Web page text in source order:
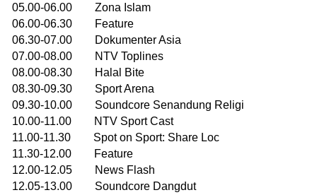
05.00-06.00 Zona Islam
06.00-06.30 Feature
06.30-07.00 Dokumenter Asia
07.00-08.00 NTV Toplines
08.00-08.30 Halal Bite
08.30-09.30 Sport Arena
09.30-10.00 Soundcore Senandung Religi
10.00-11.00 NTV Sport Cast
11.00-11.30 Spot on Sport: Share Loc
11.30-12.00 Feature
12.00-12.05 News Flash
12.05-13.00 Soundcore Dangdut